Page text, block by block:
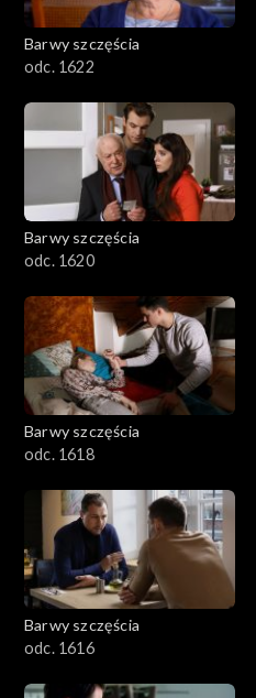
Barwy szczęścia
odc. 1622
Barwy szczęścia
odc. 1620
Barwy szczęścia
odc. 1618
Barwy szczęścia
odc. 1616